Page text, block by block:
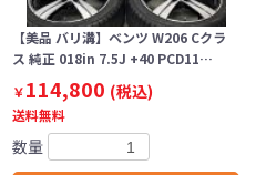
【美品 バリ溝】ベンツ W206 Cクラ
ス 純正 018in 7.5J +40 PCD11…
￥114,800 (税込)
送料無料
数量